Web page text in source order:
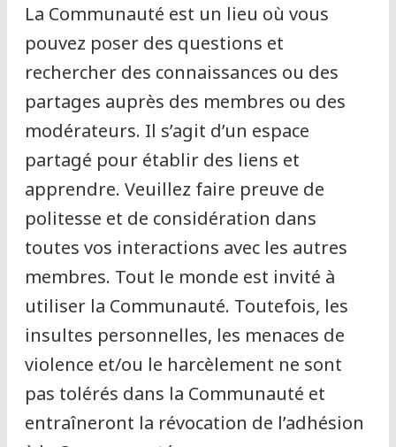
La Communauté est un lieu où vous
pouvez poser des questions et
rechercher des connaissances ou des
partages auprès des membres ou des
modérateurs. Il s’agit d’un espace
partagé pour établir des liens et
apprendre. Veuillez faire preuve de
politesse et de considération dans
toutes vos interactions avec les autres
membres. Tout le monde est invité à
utiliser la Communauté. Toutefois, les
insultes personnelles, les menaces de
violence et/ou le harcèlement ne sont
pas tolérés dans la Communauté et
entraîneront la révocation de l’adhésion